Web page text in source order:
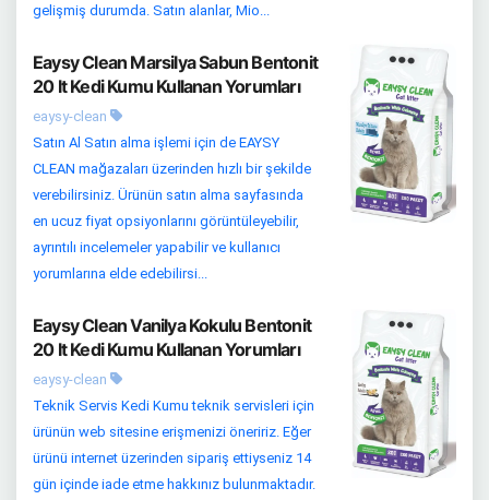
gelişmiş durumda. Satın alanlar, Mio...
Eaysy Clean Marsilya Sabun Bentonit
20 lt Kedi Kumu Kullanan Yorumları
eaysy-clean
Satın Al Satın alma işlemi için de EAYSY
CLEAN mağazaları üzerinden hızlı bir şekilde
verebilirsiniz. Ürünün satın alma sayfasında
en ucuz fiyat opsiyonlarını görüntüleyebilir,
ayrıntılı incelemeler yapabilir ve kullanıcı
yorumlarına elde edebilirsi...
Eaysy Clean Vanilya Kokulu Bentonit
20 lt Kedi Kumu Kullanan Yorumları
eaysy-clean
Teknik Servis Kedi Kumu teknik servisleri için
ürünün web sitesine erişmenizi öneririz. Eğer
ürünü internet üzerinden sipariş ettiyseniz 14
gün içinde iade etme hakkınız bulunmaktadır.